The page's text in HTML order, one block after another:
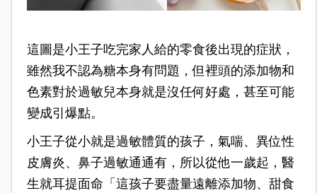
這圖是小王子吃完家人給的零食後出現的症狀，
雖然我不認為糖本身有問題，但裡頭的添加物和
色素對於過敏兒本身就是沒任何好處，甚至可能
變成引爆點。
小王子從小就是過敏體質的孩子，氣喘、異位性
皮膚炎、鼻子過敏通通有，所以從他一歲起，醫
生就耳提面命「這孩子要盡量遠離添加物、甜食